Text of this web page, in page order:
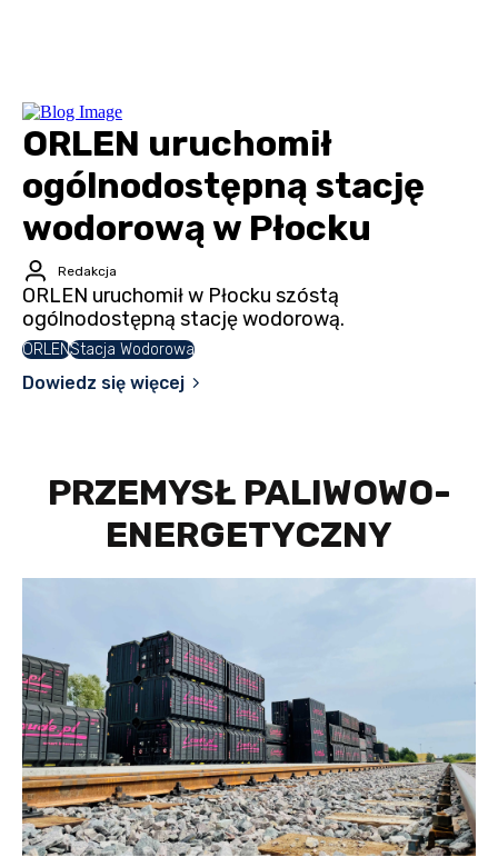
ORLEN uruchomił
ogólnodostępną stację
wodorową w Płocku
Redakcja
ORLEN uruchomił w Płocku szóstą
ogólnodostępną stację wodorową.
ORLENStacja Wodorowa
Dowiedz się więcej
PRZEMYSŁ PALIWOWO-
ENERGETYCZNY